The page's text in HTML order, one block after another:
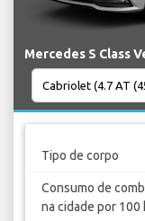
Mercedes S Class
Tipo de corpo
Consumo de
na cidade por 100